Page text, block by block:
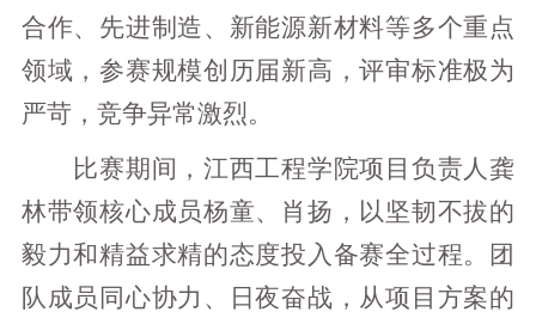
合作、先进制造、新能源新材料等多个重点
领域，参赛规模创历届新高，评审标准极为
严苛，竞争异常激烈。
比赛期间，江西工程学院项目负责人龚
林带领核心成员杨童、肖扬，以坚韧不拔的
毅力和精益求精的态度投入备赛全过程。团
队成员同心协力、日夜奋战，从项目方案的